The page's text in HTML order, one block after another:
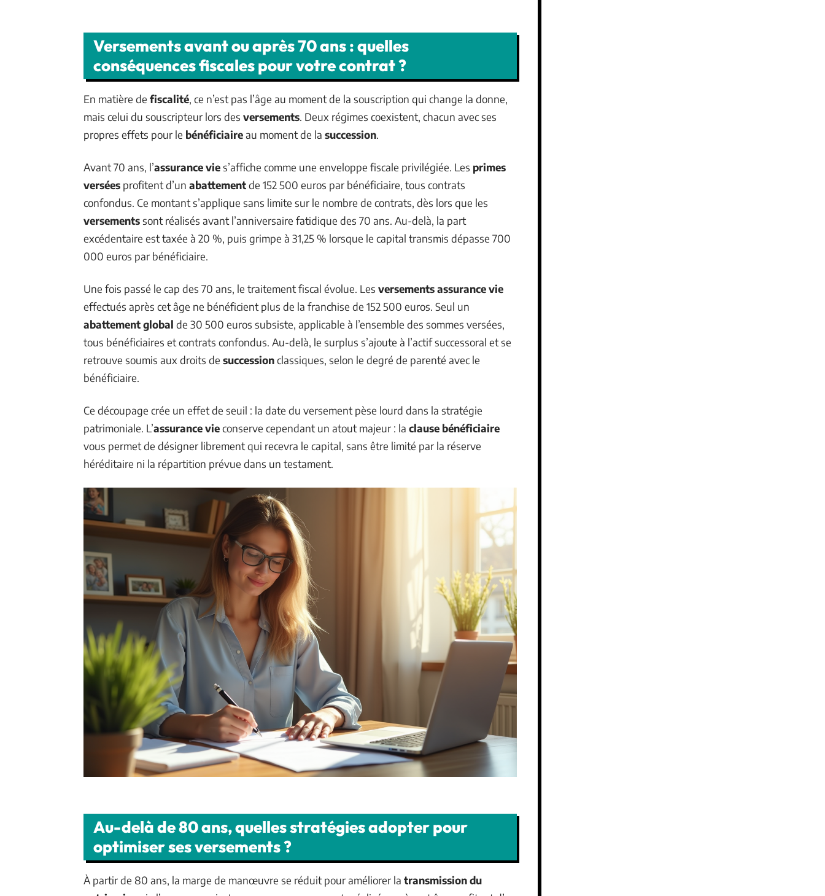
Versements avant ou après 70 ans : quelles
conséquences fiscales pour votre contrat ?
En matière de fiscalité, ce n’est pas l’âge au moment de la souscription qui change la donne,
mais celui du souscripteur lors des versements. Deux régimes coexistent, chacun avec ses
propres effets pour le bénéficiaireau moment de la succession.
Avant 70 ans, l’assurance vies’affiche comme une enveloppe fiscale privilégiée. Les primes
versées profitent d’un abattementde 152 500 euros par bénéficiaire, tous contrats
confondus. Ce montant s’applique sans limite sur le nombre de contrats, dès lors que les
versementssont réalisés avant l’anniversaire fatidique des 70 ans. Au-delà, la part
excédentaire est taxée à 20 %, puis grimpe à 31,25 % lorsque le capital transmis dépasse 700
000 euros par bénéficiaire.
Une fois passé le cap des 70 ans, le traitement fiscal évolue. Les versements assurance vie
effectués après cet âge ne bénéficient plus de la franchise de 152 500 euros. Seul un
abattement global de 30 500 euros subsiste, applicable à l’ensemble des sommes versées,
tous bénéficiaires et contrats confondus. Au-delà, le surplus s’ajoute à l’actif successoral et se
retrouve soumis aux droits de successionclassiques, selon le degré de parenté avec le
bénéficiaire.
Ce découpage crée un effet de seuil : la date du versement pèse lourd dans la stratégie
patrimoniale. L’assurance vieconserve cependant un atout majeur : la clause bénéficiaire
vous permet de désigner librement qui recevra le capital, sans être limité par la réserve
héréditaire ni la répartition prévue dans un testament.
Au-delà de 80 ans, quelles stratégies adopter pour
optimiser ses versements ?
À partir de 80 ans, la marge de manœuvre se réduit pour améliorer la transmission du